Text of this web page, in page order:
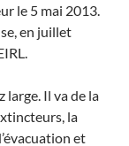
le 5 mai 2013.
en juillet
large. Il va de la
la
et